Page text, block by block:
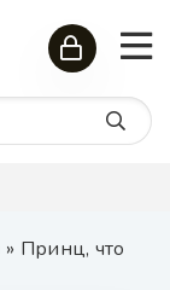
» Принц, что